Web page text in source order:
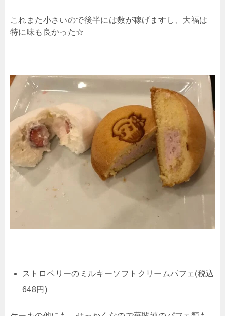
これまた小さいので後半には数が稼げますし、大福は
特に味も良かった☆
ストロベリーのミルキーソフトクリームパフェ(税込
648円)